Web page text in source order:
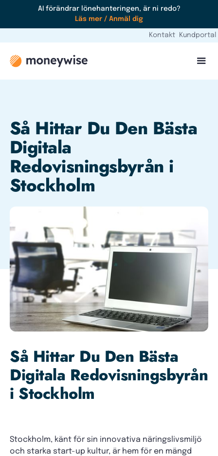
AI förändrar lönehanteringen, är ni redo?
Läs mer / Anmäl dig
Kontakt Kundportal
Så Hittar Du Den Bästa
Digitala
Redovisningsbyrån i
Stockholm
Så Hittar Du Den Bästa
Digitala Redovisningsbyrån
i Stockholm
Stockholm, känt för sin innovativa näringslivsmiljö
och starka start-up kultur, är hem för en mängd